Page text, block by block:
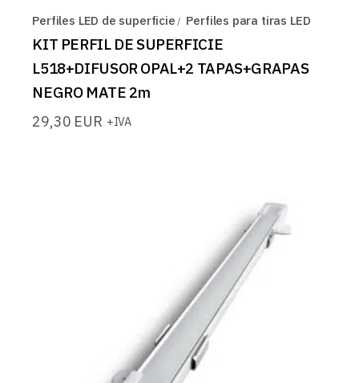
Perfiles LED de superficie Perfiles para tiras LED
KIT PERFIL DE SUPERFICIE
L518+DIFUSOR OPAL+2 TAPAS+GRAPAS
NEGRO MATE 2m
29,30 EUR +IVA